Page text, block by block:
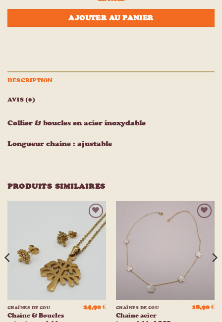
AJOUTER AU PANIER
DESCRIPTION
AVIS (0)
Collier & boucles en acier inoxydable
Longueur chaine : ajustable
PRODUITS SIMILAIRES
Ajouter
à la
liste
d’envies
CHAÎNES DE COU
Chaine & Boucles
24,90€
Ajouter
à la
liste
d’envies
CHAÎNES DE COU
Chaine acier
18,90€